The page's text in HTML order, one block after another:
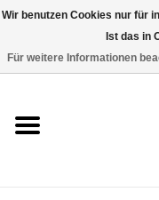
Aktion
Wir benutzen Cookies nur für
Ist das in
Für weitere Informationen